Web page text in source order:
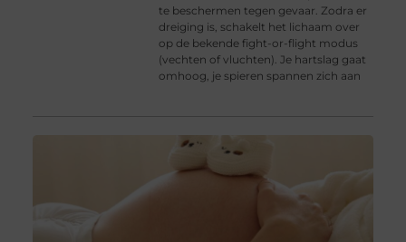
te beschermen tegen gevaar. Zodra er
dreiging is, schakelt het lichaam over
op de bekende fight-or-flight modus
(vechten of vluchten). Je hartslag gaat
omhoog, je spieren spannen zich aan